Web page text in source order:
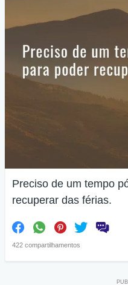
Preciso de um tempo
recuperar das férias.
422 compartilhamentos